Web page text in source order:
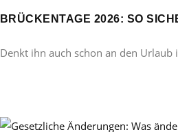
BRÜCKENTAGE 2026: SO
Denkt ihn auch schon an den Urlaub